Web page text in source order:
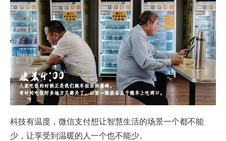
科技有温度，微信支付想让智慧生活的场景一个都不能
少，让享受到温暖的人一个也不能少。